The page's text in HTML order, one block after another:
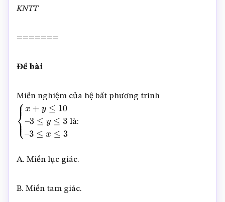
KNTT
=======
Đề bài
Miền nghiệm của hệ bất phương trình
{x y ≤10 –
≤
là:
A. Miền lục giác.
B. Miền tam giác.